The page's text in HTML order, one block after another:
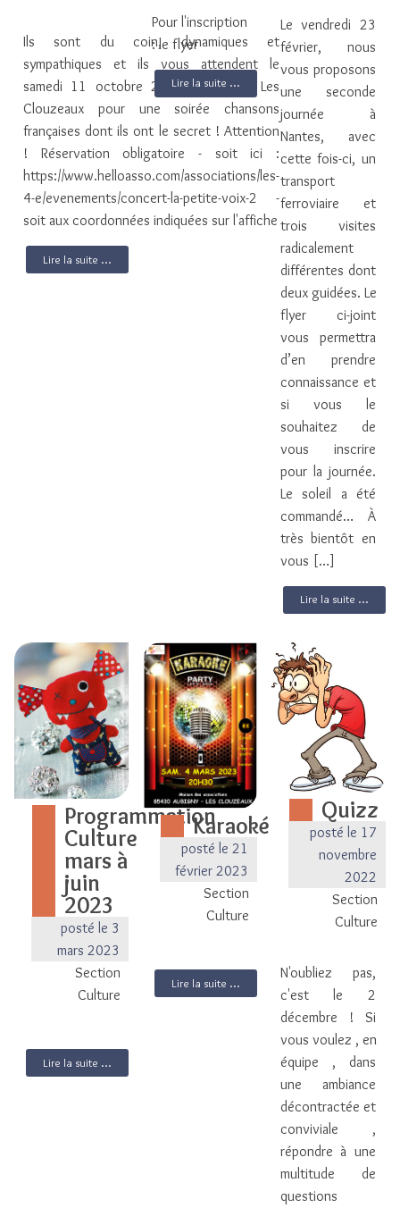
Ils sont du coin, dynamiques et
sympathiques et ils vous attendent le
samedi 11 octobre 2025 à Aubigny Les
Clouzeaux pour une soirée chansons
françaises dont ils ont le secret ! Attention
! Réservation obligatoire - soit ici :
https://www.helloasso.com/associations/les-
4-e/evenements/concert-la-petite-voix-2 -
soit aux coordonnées indiquées sur l'affiche
Lire la suite ...
Pour l'inscription
: le flyer
Lire la suite ...
Le vendredi 23
février, nous
vous proposons
une seconde
journée à
Nantes, avec
cette fois-ci, un
transport
ferroviaire et
trois visites
radicalement
différentes dont
deux guidées. Le
flyer ci-joint
vous permettra
d’en prendre
connaissance et
si vous le
souhaitez de
vous inscrire
pour la journée.
Le soleil a été
commandé… À
très bientôt en
vous […]
Lire la suite ...
Programmation
Culture
mars à
juin
2023
posté le 3
mars 2023
Section
Culture
Lire la suite ...
Karaoké
posté le 21
février 2023
Section
Culture
Lire la suite ...
Quizz
posté le 17
novembre
2022
Section
Culture
N'oubliez pas,
c'est le 2
décembre ! Si
vous voulez , en
équipe , dans
une ambiance
décontractée et
conviviale ,
répondre à une
multitude de
questions